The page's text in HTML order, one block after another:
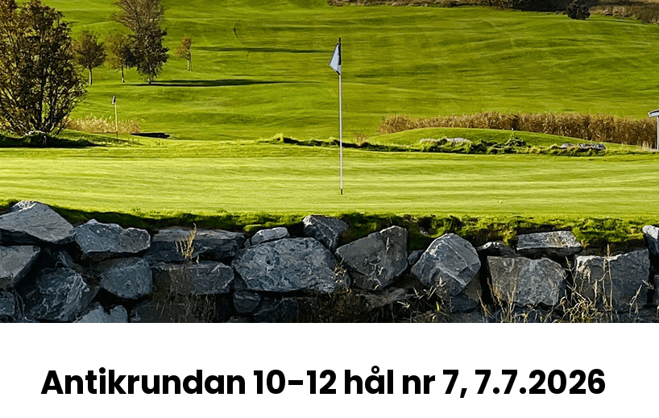
Antikrundan 10-12 hål nr 7, 7.7.2026